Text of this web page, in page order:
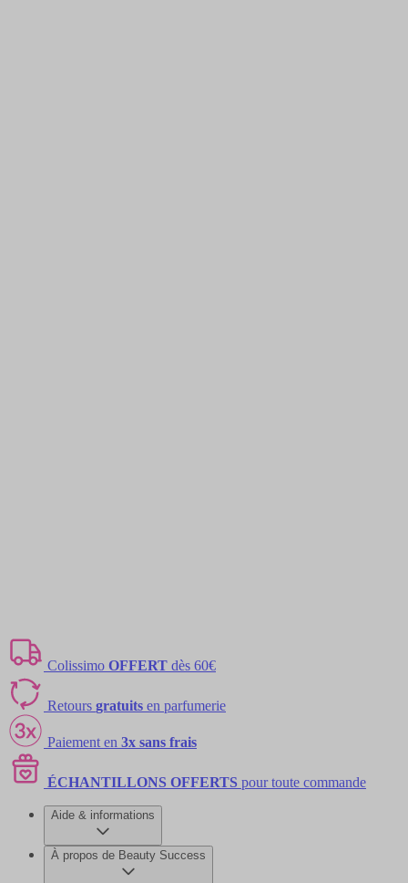
Colissimo OFFERT dès 60€
Retours gratuits en parfumerie
Paiement en 3x sans frais
ÉCHANTILLONS OFFERTS pour toute commande
Aide & informations
À propos de Beauty Success